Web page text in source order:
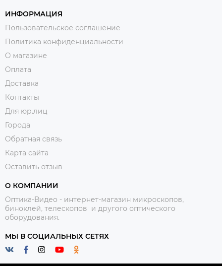
ИНФОРМАЦИЯ
Пользовательское соглашение
Политика конфиденциальности
О магазине
Оплата
Доставка
Контакты
Для юр.лиц
Города
Обратная связь
Карта сайта
Оставить отзыв
О КОМПАНИИ
Оптика-Видео - интернет-магазин микроскопов,
биноклей, телескопов и другого оптического
оборудования.
МЫ В СОЦИАЛЬНЫХ СЕТЯХ